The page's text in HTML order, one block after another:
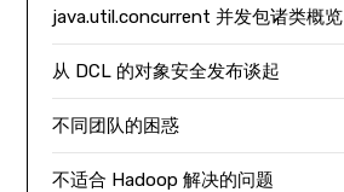
java.util.concurrent 并发包诸类概览
从 DCL 的对象安全发布谈起
不同团队的困惑
不适合 Hadoop 解决的问题